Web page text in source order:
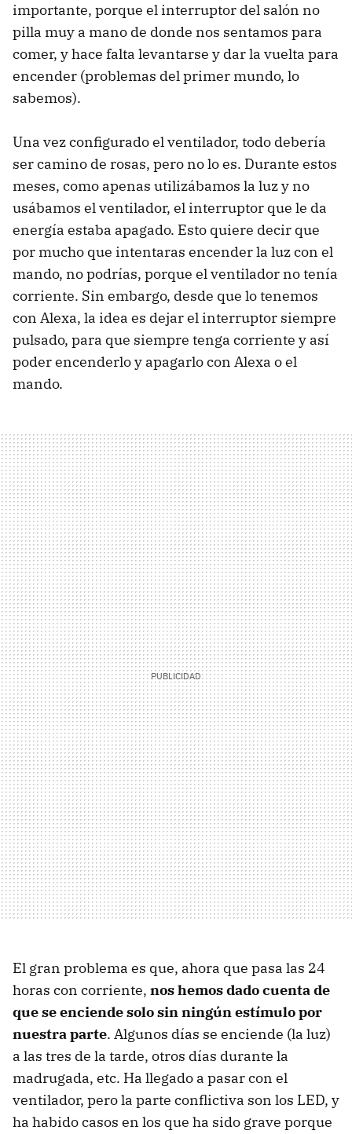
importante, porque el interruptor del salón no
pilla muy a mano de donde nos sentamos para
comer, y hace falta levantarse y dar la vuelta para
encender (problemas del primer mundo, lo
sabemos).
Una vez configurado el ventilador, todo debería
ser camino de rosas, pero no lo es. Durante estos
meses, como apenas utilizábamos la luz y no
usábamos el ventilador, el interruptor que le da
energía estaba apagado. Esto quiere decir que
por mucho que intentaras encender la luz con el
mando, no podrías, porque el ventilador no tenía
corriente. Sin embargo, desde que lo tenemos
con Alexa, la idea es dejar el interruptor siempre
pulsado, para que siempre tenga corriente y así
poder encenderlo y apagarlo con Alexa o el
mando.
El gran problema es que, ahora que pasa las 24
horas con corriente, nos hemos dado cuenta de
que se enciende solo sin ningún estímulo por
nuestra parte. Algunos días se enciende (la luz)
a las tres de la tarde, otros días durante la
madrugada, etc. Ha llegado a pasar con el
ventilador, pero la parte conflictiva son los LED, y
ha habido casos en los que ha sido grave porque